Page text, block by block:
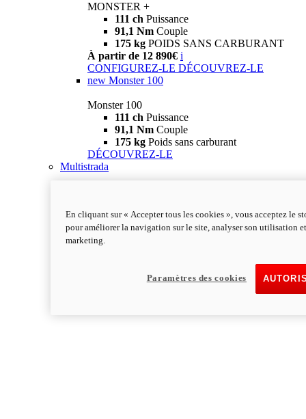
MONSTER +
111 ch Puissance
91,1 Nm Couple
175 kg POIDS SANS CARBURANT
À partir de 12 890€ i
CONFIGUREZ-LE DÉCOUVREZ-LE
new Monster 100
Monster 100
111 ch Puissance
91,1 Nm Couple
175 kg Poids sans carburant
DÉCOUVREZ-LE
Multistrada
En cliquant sur « Accepter tous les cookies », vous acceptez le
pour améliorer la navigation sur le site, analyser son utilisation
marketing.
Paramètres des cookies